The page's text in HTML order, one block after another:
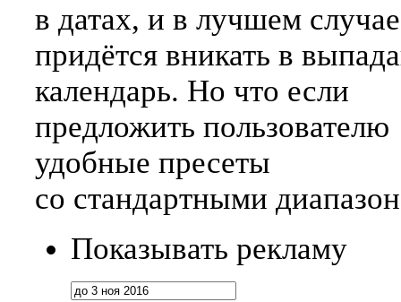
в датах, и в лучшем
придётся вникать в
календарь. Но что если
предложить пользователю
удобные пресеты
со стандартными
Показывать рекламу